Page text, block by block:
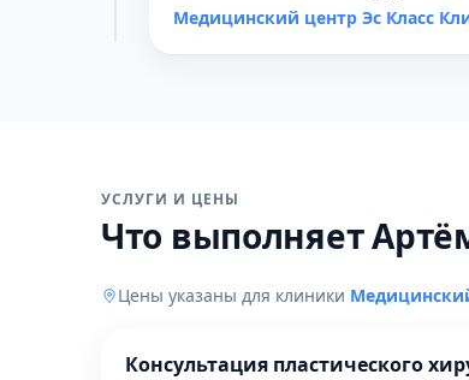
Медицинский центр Эс Класс
УСЛУГИ И ЦЕНЫ
Что выполняет
Цены указаны для клиники
Консультация пластического